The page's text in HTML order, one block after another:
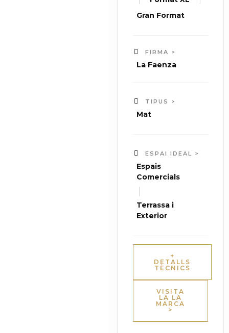
Gran Format
FIRMA >
La Faenza
TIPUS >
Mat
ESPAI IDEAL >
Espais
Comercials
Terrassa i
Exterior
+
DETALLS
TÈCNICS
VISITA
LA LA
MARCA
>